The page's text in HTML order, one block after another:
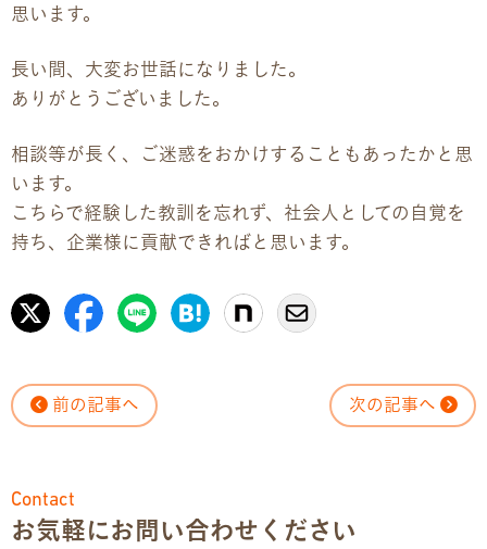
アクセス・ご案内
交通アクセス
事業所ツアーマップ
Q&A
プライバシーポリシー
お問い合わせ
見学・体験のお申し込み
思います。
長い間、大変お世話になりました。
ありがとうございました。
相談等が長く、ご迷惑をおかけすることもあったかと思
います。
こちらで経験した教訓を忘れず、社会人としての自覚を
持ち、企業様に貢献できればと思います。
前の記事へ 次の記事へ
Contact
お気軽にお問い合わせください